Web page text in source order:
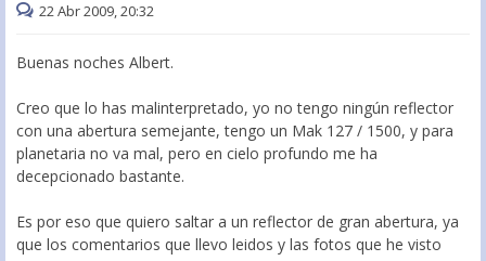
22 Abr 2009, 20:32
Buenas noches Albert.
Creo que lo has malinterpretado, yo no tengo ningún reflector
con una abertura semejante, tengo un Mak 127 / 1500, y para
planetaria no va mal, pero en cielo profundo me ha
decepcionado bastante.
Es por eso que quiero saltar a un reflector de gran abertura, ya
que los comentarios que llevo leidos y las fotos que he visto